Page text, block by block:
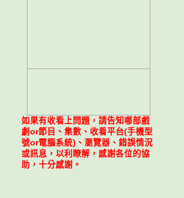
如果有收看上問題，請告知哪部戲
劇or節目、集數、收看平台(手機型
號or電腦系統)、瀏覽器、錯誤情況
或訊息，以利瞭解，感謝各位的協
助，十分感謝。